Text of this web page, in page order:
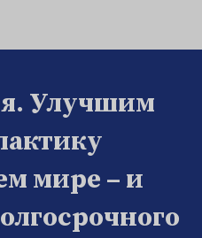
Улучшим
мире – и